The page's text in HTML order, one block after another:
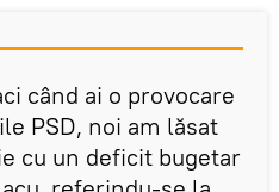
când ai o provocare
PSD, noi am lăsat
cu un deficit bugetar